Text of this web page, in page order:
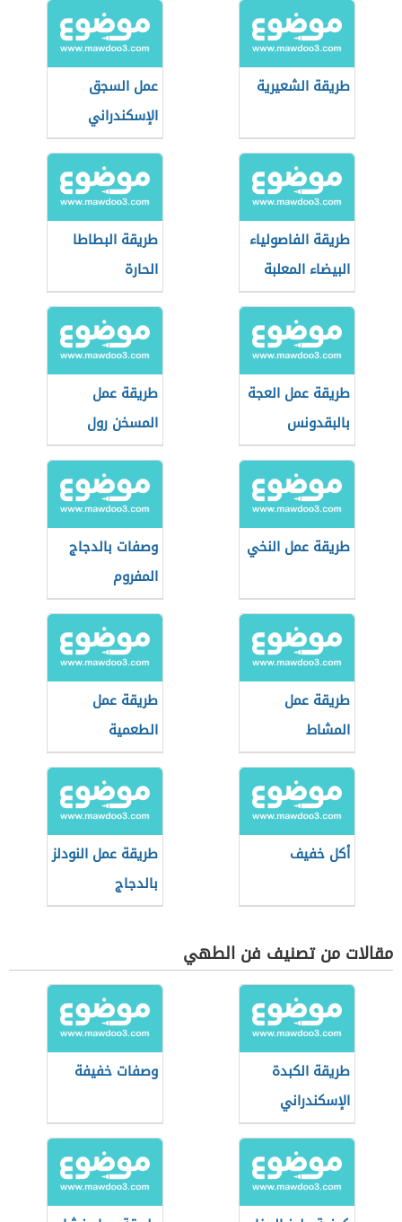
طريقة الشعيرية
عمل السجق
الإسكندراني
طريقة الفاصولياء
البيضاء المعلبة
طريقة البطاطا
الحارة
طريقة عمل العجة
بالبقدونس
والبيض
طريقة عمل
المسخن رول
طريقة عمل النخي
وصفات بالدجاج
المفروم
طريقة عمل
المشاط
طريقة عمل
الطعمية
أكل خفيف
طريقة عمل النودلز
بالدجاج
مقالات من تصنيف فن الطهي
طريقة الكبدة
الإسكندراني
وصفات خفيفة